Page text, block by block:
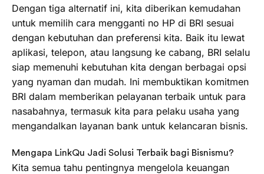
Dengan tiga alternatif ini, kita diberikan kemudahan
untuk memilih cara mengganti no HP di BRI sesuai
dengan kebutuhan dan preferensi kita. Baik itu lewat
aplikasi, telepon, atau langsung ke cabang, BRI selalu
siap memenuhi kebutuhan kita dengan berbagai opsi
yang nyaman dan mudah. Ini membuktikan komitmen
BRI dalam memberikan pelayanan terbaik untuk para
nasabahnya, termasuk kita para pelaku usaha yang
mengandalkan layanan bank untuk kelancaran bisnis.
Mengapa LinkQu Jadi Solusi Terbaik bagi Bisnismu?
Kita semua tahu pentingnya mengelola keuangan